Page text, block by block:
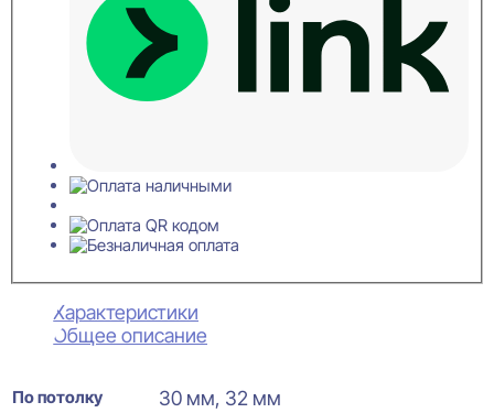
Характеристики
Общее описание
По потолку 30 мм, 32 мм